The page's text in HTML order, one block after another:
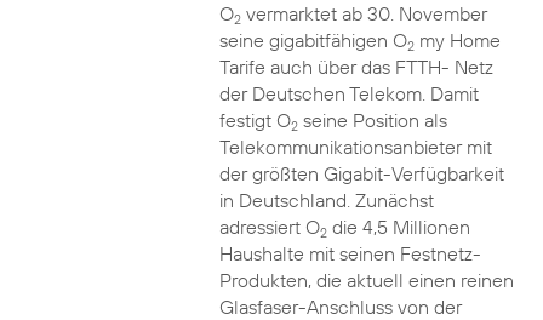
O2vermarktet ab 30. November
seine gigabitfähigen O2my Home
Tarife auch über das FTTH- Netz
der Deutschen Telekom. Damit
festigt O2seine Position als
Telekommunikationsanbieter mit
der größten Gigabit-Verfügbarkeit
in Deutschland. Zunächst
adressiert O2die 4,5 Millionen
Haushalte mit seinen Festnetz-
Produkten, die aktuell einen reinen
Glasfaser-Anschluss von der